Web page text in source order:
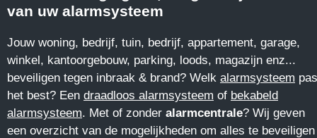
van uw alarmsysteem
Jouw woning, bedrijf, tuin, bedrijf, appartement, garage,
winkel, kantoorgebouw, parking, loods, magazijn enz...
beveiligen tegen inbraak & brand? Welk alarmsysteem
het best? Een draadloos alarmsysteem of bekabeld
alarmsysteem. Met of zonder alarmcentrale? Wij geven
een overzicht van de mogelijkheden om alles te beveiligen